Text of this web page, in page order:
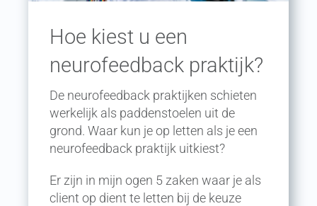
Hoe kiest u een
neurofeedback praktijk?
De neurofeedback praktijken schieten
werkelijk als paddenstoelen uit de
grond. Waar kun je op letten als je een
neurofeedback praktijk uitkiest?
Er zijn in mijn ogen 5 zaken waar je als
client op dient te letten bij de keuze